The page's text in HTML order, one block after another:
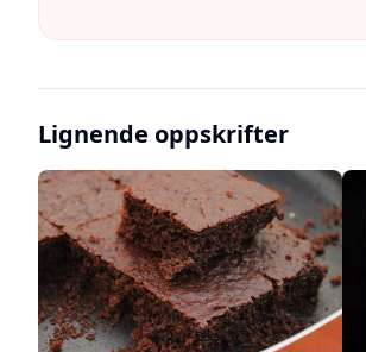
Lignende oppskrifter